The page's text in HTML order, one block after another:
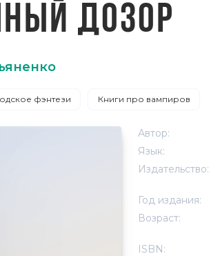
ДОЗОР
фэнтези Книги про вампиров
Автор:
Язык:
Издательство:
Год издания:
Возраст:
ISBN: